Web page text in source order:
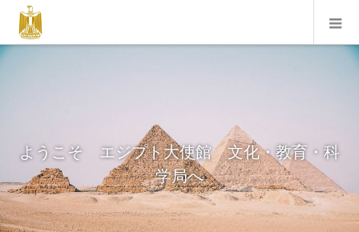
ようこそ エジプト大使館 文化・教育・科
学局へ